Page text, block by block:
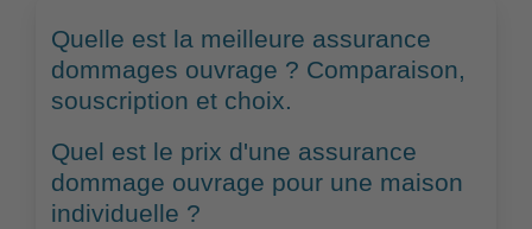
Quelle est la meilleure assurance
dommages ouvrage ? Comparaison,
souscription et choix.
Quel est le prix d'une assurance
dommage ouvrage pour une maison
individuelle ?